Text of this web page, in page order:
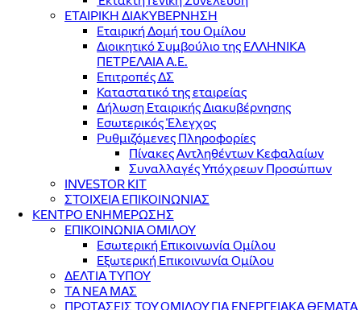
ΕΤΑΙΡΙΚΗ ΔΙΑΚΥΒΕΡΝΗΣΗ
Εταιρική Δομή του Ομίλου
Διοικητικό Συμβούλιο της ΕΛΛΗΝΙΚΑ
ΠΕΤΡΕΛΑΙΑ Α.Ε.
Επιτροπές ΔΣ
Καταστατικό της εταιρείας
Δήλωση Εταιρικής Διακυβέρνησης
Εσωτερικός Έλεγχος
Ρυθμιζόμενες Πληροφορίες
Πίνακες Αντληθέντων Κεφαλαίων
Συναλλαγές Υπόχρεων Προσώπων
INVESTOR KIT
ΣΤΟΙΧΕΙΑ ΕΠΙΚΟΙΝΩΝΙΑΣ
ΚΕΝΤΡΟ ΕΝΗΜΕΡΩΣΗΣ
ΕΠΙΚΟΙΝΩΝΙΑ ΟΜΙΛΟΥ
Εσωτερική Επικοινωνία Ομίλου
Εξωτερική Επικοινωνία Ομίλου
ΔΕΛΤΙΑ ΤΥΠΟΥ
ΤΑ ΝΕΑ ΜΑΣ
ΠΡΟΤΑΣΕΙΣ ΤΟΥ ΟΜΙΛΟΥ ΓΙΑ ΕΝΕΡΓΕΙΑΚΑ ΘΕΜΑΤΑ